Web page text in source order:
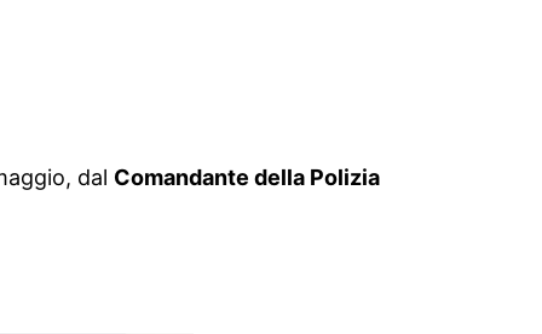
dal Comandante della Polizia